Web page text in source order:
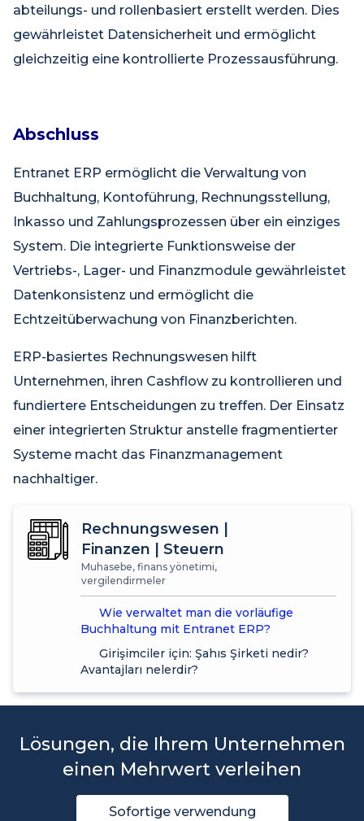
abteilungs- und rollenbasiert erstellt werden. Dies
gewährleistet Datensicherheit und ermöglicht
gleichzeitig eine kontrollierte Prozessausführung.
Abschluss
Entranet ERP ermöglicht die Verwaltung von
Buchhaltung, Kontoführung, Rechnungsstellung,
Inkasso und Zahlungsprozessen über ein einziges
System. Die integrierte Funktionsweise der
Vertriebs-, Lager- und Finanzmodule gewährleistet
Datenkonsistenz und ermöglicht die
Echtzeitüberwachung von Finanzberichten.
ERP-basiertes Rechnungswesen hilft
Unternehmen, ihren Cashflow zu kontrollieren und
fundiertere Entscheidungen zu treffen. Der Einsatz
einer integrierten Struktur anstelle fragmentierter
Systeme macht das Finanzmanagement
nachhaltiger.
Rechnungswesen |
Finanzen | Steuern
Muhasebe, finans yönetimi,
vergilendirmeler
Wie verwaltet man die vorläufige
Buchhaltung mit Entranet ERP?
Girişimciler için: Şahıs Şirketi nedir?
Avantajları nelerdir?
Lösungen, die Ihrem Unternehmen
einen Mehrwert verleihen
Sofortige verwendung